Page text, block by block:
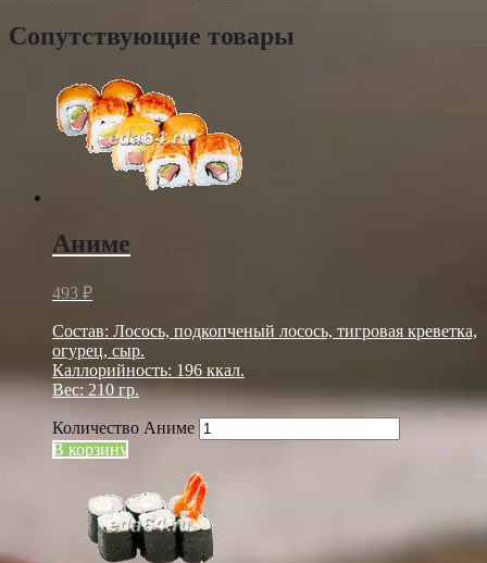
Сопутствующие товары
Аниме
493 ₽
Состав: Лосось, подкопченый лосось, тигровая креветка,
огурец, сыр.
Каллорийность: 196 ккал.
Вес: 210 гр.
Количество Аниме
В корзину